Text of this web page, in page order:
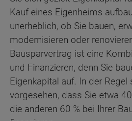
Kauf eines Eigenheims
unerheblich, ob Sie bauen,
modernisieren oder
Bausparvertrag ist eine
und Finanzieren, denn Sie
Eigenkapital auf. In der Regel
vorgesehen, dass Sie etwa
die anderen 60 % bei Ihrer